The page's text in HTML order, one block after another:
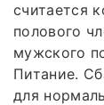
считается
полового
мужского
Питание.
для